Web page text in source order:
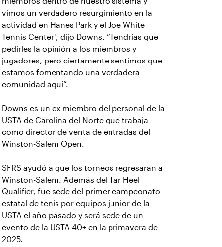
vimos un verdadero resurgimiento en la
actividad en Hanes Park y el Joe White
Tennis Center", dijo Downs. “Tendrías que
pedirles la opinión a los miembros y
jugadores, pero ciertamente sentimos que
estamos fomentando una verdadera
comunidad aquí”.
Downs es un ex miembro del personal de la
USTA de Carolina del Norte que trabaja
como director de venta de entradas del
Winston-Salem Open.
SFRS ayudó a que los torneos regresaran a
Winston-Salem. Además del Tar Heel
Qualifier, fue sede del primer campeonato
estatal de tenis por equipos junior de la
USTA el año pasado y será sede de un
evento de la USTA 40+ en la primavera de
2025.